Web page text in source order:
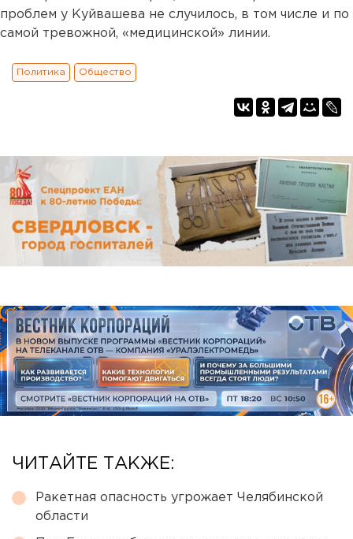
проблем у Куйвашева не случилось, в том числе и по
самой тревожной, «медицинской» линии.
Политика Общество
ЧИТАЙТЕ ТАКЖЕ:
Ракетная опасность угрожает Челябинской
области